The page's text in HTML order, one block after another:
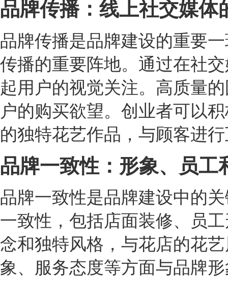
品牌传播：线上社交媒体
品牌传播是品牌建设的重要
传播的重要阵地。通过在社
起用户的视觉关注。高质量
户的购买欲望。创业者可以
的独特花艺作品，与顾客进
品牌一致性：形象、员工
品牌一致性是品牌建设中的
一致性，包括店面装修、员
念和独特风格，与花店的花
象、服务态度等方面与品牌